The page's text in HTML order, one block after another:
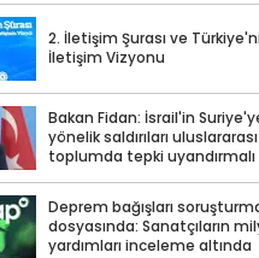
2. İletişim Şurası ve
İletişim Vizyonu
Bakan Fidan: İsrail'in
yönelik saldırıları uluslararası
toplumda tepki uyandırmalı
Deprem bağışları
dosyasında: Sanatçıların
yardımları inceleme altında